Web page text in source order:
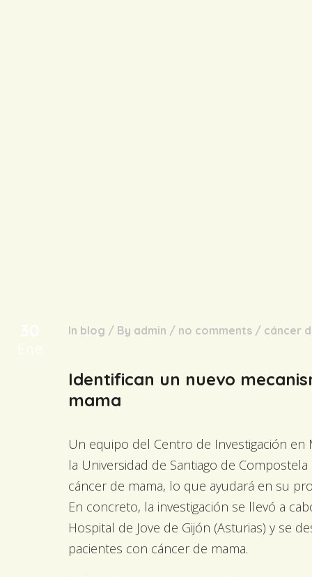
In blog / By admin / no comments / cáncer
Identifican un nuevo
mama
Un equipo del Centro de Investigación en
la Universidad de Santiago de
cáncer de mama, lo que ayudará en su
En concreto, la investigación se llevó a
Hospital de Jove de Gijón (Asturias) y se
pacientes con cáncer de mama.